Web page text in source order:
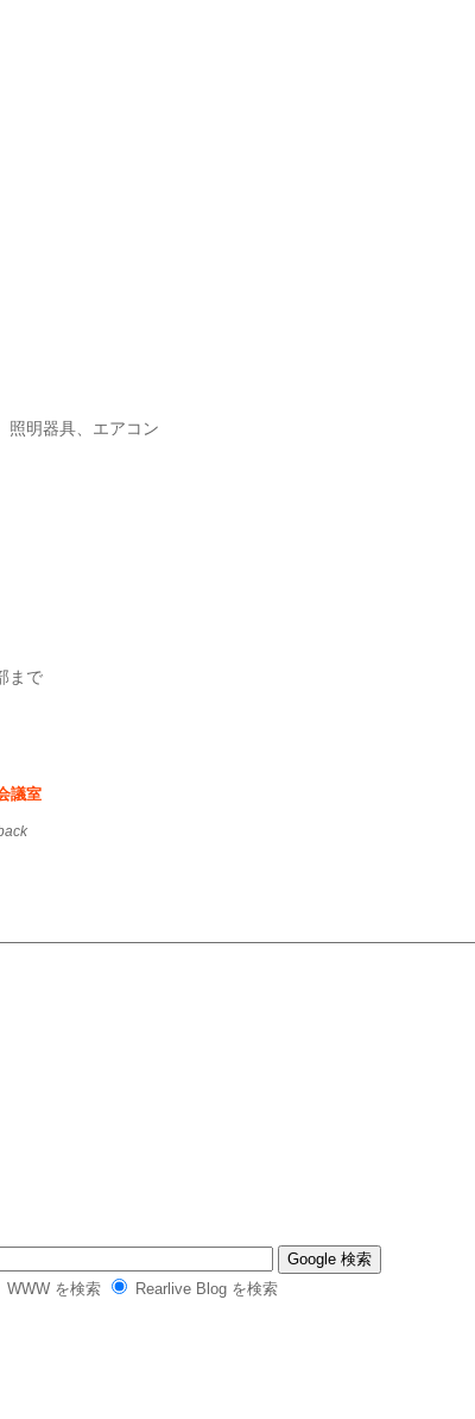
照明器具、エアコン
まで
議室
WWW を検索 Rearlive Blog を検索